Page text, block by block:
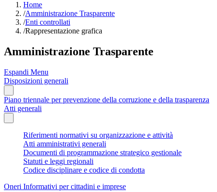
Home
/Amministrazione Trasparente
/Enti controllati
/Rappresentazione grafica
Amministrazione Trasparente
Espandi Menu
Disposizioni generali
Piano triennale per prevenzione della corruzione e della trasparenza
Atti generali
Riferimenti normativi su organizzazione e attività
Atti amministrativi generali
Documenti di programmazione strategico gestionale
Statuti e leggi regionali
Codice disciplinare e codice di condotta
Oneri Informativi per cittadini e imprese